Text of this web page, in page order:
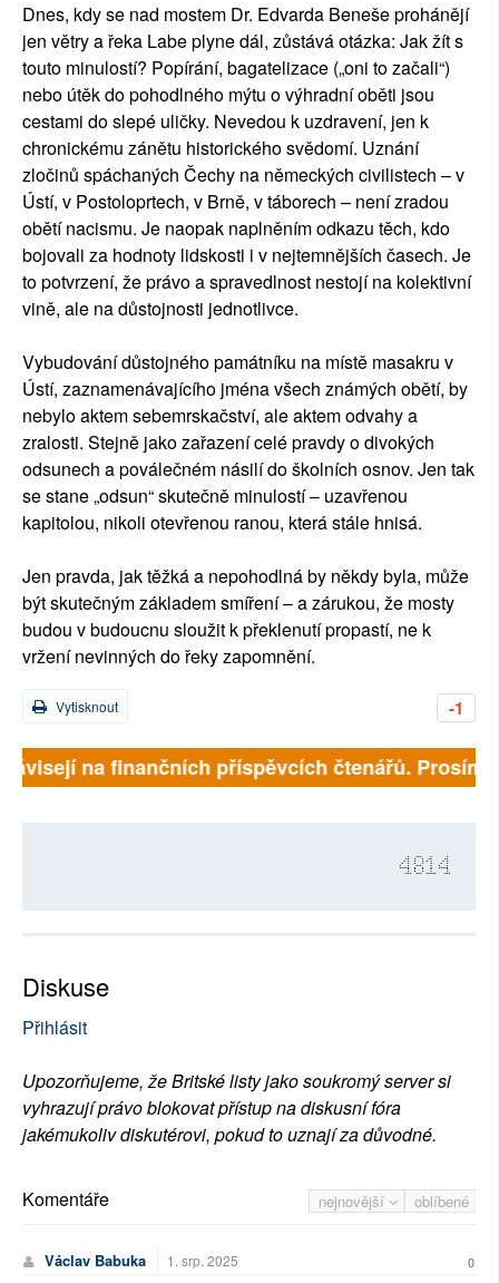
Dnes, kdy se nad mostem Dr. Edvarda Beneše prohánějí
jen větry a řeka Labe plyne dál, zůstává otázka: Jak žít s
touto minulostí? Popírání, bagatelizace („oni to začali“)
nebo útěk do pohodlného mýtu o výhradní oběti jsou
cestami do slepé uličky. Nevedou k uzdravení, jen k
chronickému zánětu historického svědomí. Uznání
zločinů spáchaných Čechy na německých civilistech – v
Ústí, v Postoloprtech, v Brně, v táborech – není zradou
obětí nacismu. Je naopak naplněním odkazu těch, kdo
bojovali za hodnoty lidskosti i v nejtemnějších časech. Je
to potvrzení, že právo a spravedlnost nestojí na kolektivní
vině, ale na důstojnosti jednotlivce.
Vybudování důstojného památníku na místě masakru v
Ústí, zaznamenávajícího jména všech známých obětí, by
nebylo aktem sebemrskačství, ale aktem odvahy a
zralosti. Stejně jako zařazení celé pravdy o divokých
odsunech a poválečném násilí do školních osnov. Jen tak
se stane „odsun“ skutečně minulostí – uzavřenou
kapitolou, nikoli otevřenou ranou, která stále hnisá.
Jen pravda, jak těžká a nepohodlná by někdy byla, může
být skutečným základem smíření – a zárukou, že mosty
budou v budoucnu sloužit k překlenutí propastí, ne k
vržení nevinných do řeky zapomnění.
-1
Vytisknout
na finančních příspěvcích čtenářů. Prosíme,
4814
Diskuse
Přihlásit
Upozorňujeme, že Britské listy jako soukromý server si
vyhrazují právo blokovat přístup na diskusní fóra
jakémukoliv diskutérovi, pokud to uznají za důvodné.
nejnovější oblíbené
Komentáře
Václav Babuka 1. srp. 2025 0